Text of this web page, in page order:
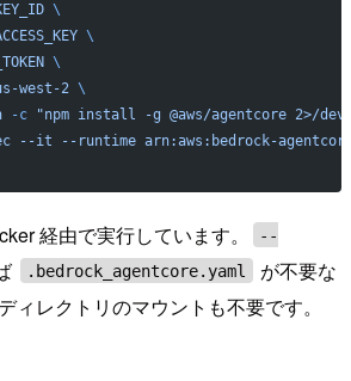
\
\
\
west-2 \
-c "npm install -g @aws/agentcore 2>/
--it --runtime arn:aws:bedrock-
経由で実行しています。
--
.bedrock_agentcore.yaml
が不要な
ィレクトリのマウントも不要です。